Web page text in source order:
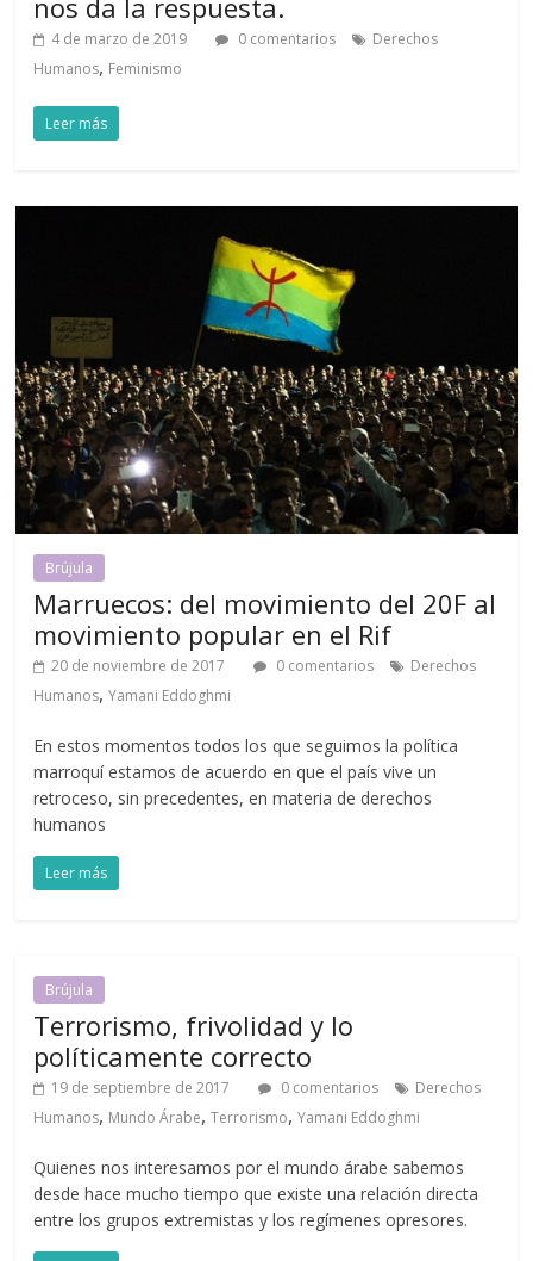
nos da la respuesta.
4 de marzo de 2019 0 comentarios
Derechos
Humanos, Feminismo
Leer más
Brújula
Marruecos: del movimiento del 20F al
movimiento popular en el Rif
20 de noviembre de 2017 0 comentarios
Derechos
Humanos,Yamani Eddoghmi
En estos momentos todos los que seguimos la política
marroquí estamos de acuerdo en que el país vive un
retroceso, sin precedentes, en materia de derechos
humanos
Leer más
Brújula
Terrorismo, frivolidad y lo
políticamente correcto
19 de septiembre de 2017 0 comentarios
Derechos
Humanos, Mundo Árabe,Terrorismo,Yamani Eddoghmi
Quienes nos interesamos por el mundo árabe sabemos
desde hace mucho tiempo que existe una relación directa
entre los grupos extremistas y los regímenes opresores.